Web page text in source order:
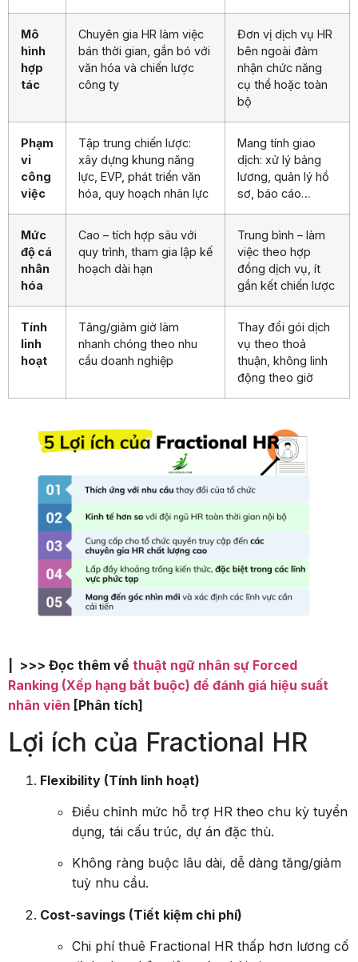
Mô
hình
hợp
tác
Chuyên gia HR làm việc
bán thời gian, gắn bó với
văn hóa và chiến lược
công ty
Đơn vị dịch vụ HR
bên ngoài đảm
nhận chức năng
cụ thể hoặc toàn
bộ
Phạm
vi
công
việc
Tập trung chiến lược:
xây dựng khung năng
lực, EVP, phát triển văn
hóa, quy hoạch nhân lực
Mang tính giao
dịch: xử lý bảng
lương, quản lý hồ
sơ, báo cáo…
Mức
độ cá
nhân
hóa
Cao – tích hợp sâu với
quy trình, tham gia lập kế
hoạch dài hạn
Trung bình – làm
việc theo hợp
đồng dịch vụ, ít
gắn kết chiến lược
Tính
linh
hoạt
Tăng/giảm giờ làm
nhanh chóng theo nhu
cầu doanh nghiệp
Thay đổi gói dịch
vụ theo thoả
thuận, không linh
động theo giờ
| >>> Đọc thêm về thuật ngữ nhân sự Forced
Ranking (Xếp hạng bắt buộc) để đánh giá hiệu suất
nhân viên [Phân tích]
Lợi ích của Fractional HR
Flexibility (Tính linh hoạt)
Điều chỉnh mức hỗ trợ HR theo chu kỳ tuyển
dụng, tái cấu trúc, dự án đặc thù.
Không ràng buộc lâu dài, dễ dàng tăng/giảm
tuỳ nhu cầu.
Cost-savings (Tiết kiệm chi phí)
Chi phí thuê Fractional HR thấp hơn lương cố